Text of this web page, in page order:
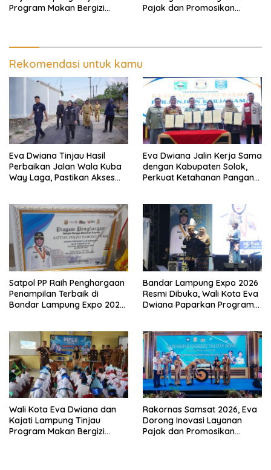
Program Makan Bergizi
Pajak dan Promosikan
Rekomendasi untuk kamu
Eva Dwiana Tinjau Hasil
Perbaikan Jalan Wala Kuba
Way Laga, Pastikan Akses
Eva Dwiana Jalin Kerja Sama
dengan Kabupaten Solok,
Perkuat Ketahanan Pangan
Satpol PP Raih Penghargaan
Penampilan Terbaik di
Bandar Lampung Expo 2026,
Masyarakat
Bandar Lampung Expo 2026
Resmi Dibuka, Wali Kota Eva
Dwiana Paparkan Program
Lampung
Wali Kota Eva Dwiana dan
Kajati Lampung Tinjau
Program Makan Bergizi
Rakornas Samsat 2026, Eva
Dorong Inovasi Layanan
Pajak dan Promosikan